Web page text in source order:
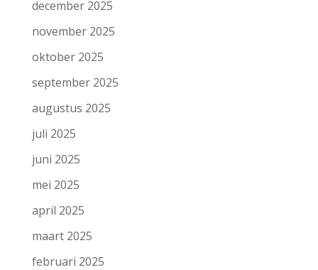
december 2025
november 2025
oktober 2025
september 2025
augustus 2025
juli 2025
juni 2025
mei 2025
april 2025
maart 2025
februari 2025